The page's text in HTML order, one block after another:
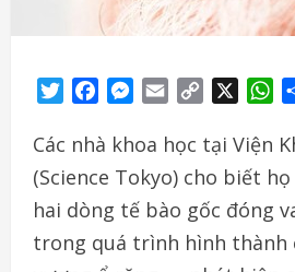
TwitterFacebookMessenger
Email
Copy
Các nhà khoa học tại Viện
(Science Tokyo) cho biết
hai dòng tế bào gốc đóng
trong quá trình hình thành